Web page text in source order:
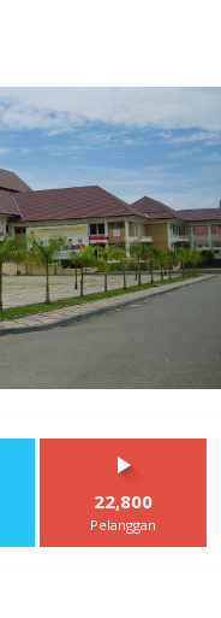
22,800
Pelanggan